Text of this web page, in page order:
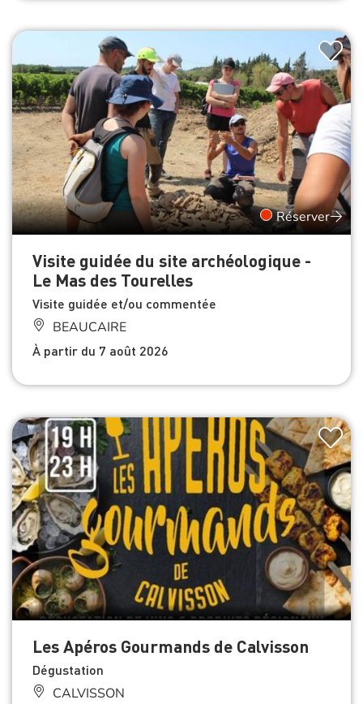
Réserver
Visite guidée du site archéologique -
Le Mas des Tourelles
Visite guidée et/ou commentée
BEAUCAIRE
À partir du 7 août 2026
Les Apéros Gourmands de Calvisson
Dégustation
CALVISSON